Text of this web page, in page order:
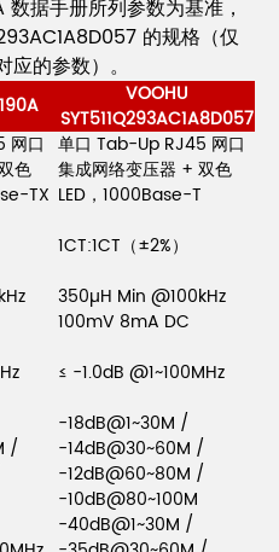
据手册所列参数为基准，
的规格（仅
的参数）。
VOOHU
SYT511Q293AC1A8D057
网口
色
TX
单口 Tab-Up RJ45 网口
集成网络变压器 + 双色
LED，1000Base-T
1CT:1CT（±2%）
350µH Min @100kHz
100mV 8mA DC
≤ -1.0dB @1~100MHz
/
-18dB@1~30M /
-14dB@30~60M /
-12dB@60~80M /
-10dB@80~100M
-40dB@1~30M /